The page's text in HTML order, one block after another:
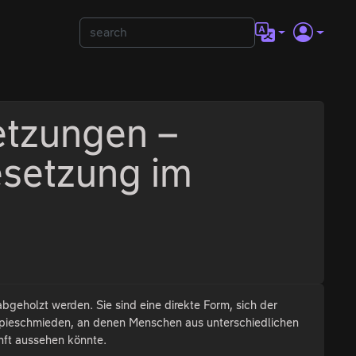
–
im
werden. Sie sind eine direkte Form, sich der
an denen Menschen aus unterschiedlichen
aussehen könnte.